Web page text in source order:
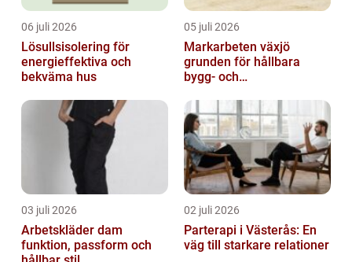
06 juli 2026
Lösullsisolering för
energieffektiva och
bekväma hus
05 juli 2026
Markarbeten växjö
grunden för hållbara
bygg- och
03 juli 2026
Arbetskläder dam
funktion, passform och
02 juli 2026
Parterapi i Västerås: En
väg till starkare relationer